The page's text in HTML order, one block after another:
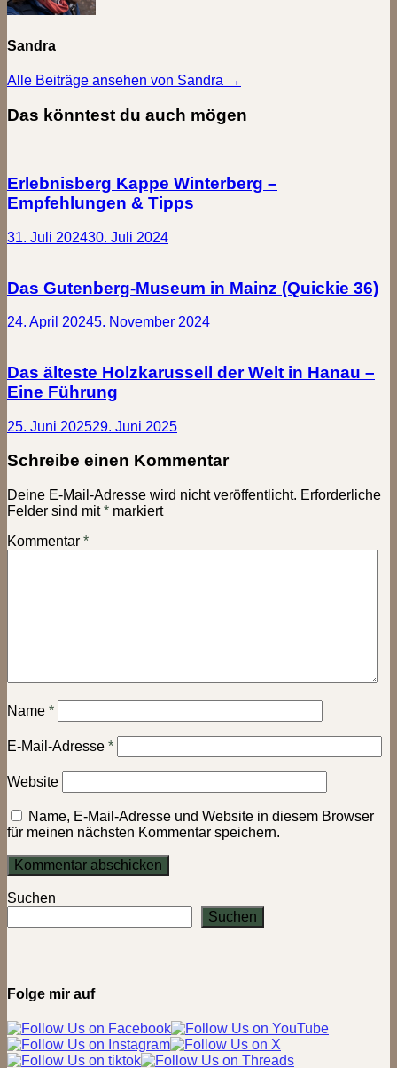
Sandra
Alle Beiträge ansehen von Sandra →
Das könntest du auch mögen
Erlebnisberg Kappe Winterberg –
Empfehlungen & Tipps
31. Juli 202430. Juli 2024
Das Gutenberg-Museum in Mainz (Quickie 36)
24. April 20245. November 2024
Das älteste Holzkarussell der Welt in Hanau –
Eine Führung
25. Juni 202529. Juni 2025
Schreibe einen Kommentar
Deine E-Mail-Adresse wird nicht veröffentlicht. Erforderliche
Felder sind mit* markiert
Kommentar *
Name *
E-Mail-Adresse *
Website
Name, E-Mail-Adresse und Website in diesem Browser
für meinen nächsten Kommentar speichern.
Suchen
Suchen
Folge mir auf